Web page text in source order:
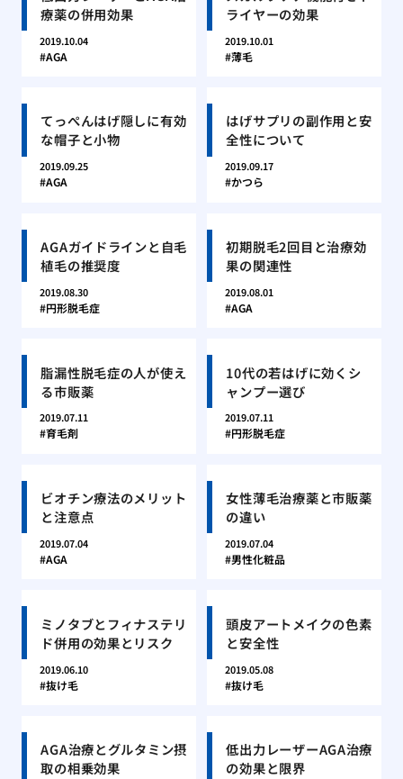
療薬の併用効果
2019.10.04
AGA
ライヤーの効果
2019.10.01
薄毛
てっぺんはげ隠しに有効
な帽子と小物
2019.09.25
AGA
はげサプリの副作用と安
全性について
2019.09.17
かつら
AGAガイドラインと自毛
植毛の推奨度
2019.08.30
円形脱毛症
初期脱毛2回目と治療効
果の関連性
2019.08.01
AGA
脂漏性脱毛症の人が使え
る市販薬
2019.07.11
育毛剤
10代の若はげに効くシ
ャンプー選び
2019.07.11
円形脱毛症
ビオチン療法のメリット
と注意点
2019.07.04
AGA
女性薄毛治療薬と市販薬
の違い
2019.07.04
男性化粧品
ミノタブとフィナステリ
ド併用の効果とリスク
2019.06.10
抜け毛
頭皮アートメイクの色素
と安全性
2019.05.08
抜け毛
AGA治療とグルタミン摂
取の相乗効果
低出力レーザーAGA治療
の効果と限界